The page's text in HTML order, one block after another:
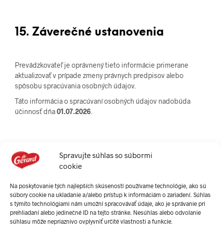
Spravujte súhlas so súbormi
cookie
Na poskytovanie tých najlepších skúseností používame technológie, ako sú
súbory cookie na ukladanie a/alebo prístup k informáciám o zariadení. Súhlas
s týmito technológiami nám umožní spracovávať údaje, ako je správanie pri
prehliadaní alebo jedinečné ID na tejto stránke. Nesúhlas alebo odvolanie
súhlasu môže nepriaznivo ovplyvniť určité vlastnosti a funkcie.
15. Záverečné ustanovenia
Prevádzkovateľ je oprávnený tieto informácie primerane
aktualizovať v prípade zmeny právnych predpisov alebo
spôsobu spracúvania osobných údajov.
Táto informácia o spracúvaní osobných údajov nadobúda
účinnosť dňa01.07.2026.